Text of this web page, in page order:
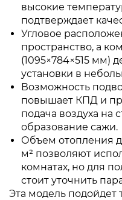
высокие
подтверждает
Угловое
пространство, а
(1095×784×515 мм)
установки в
Возможность
повышает КПД и
подача воздуха на
образование сажи.
Объем отопления
м² позволяют
комнатах, но для
стоит уточнить
Эта модель подойдет